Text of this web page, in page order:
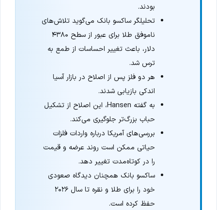
بودند.
تحلیلگر ساکسو بانک می‌گوید تلاش‌های
ناموفق طلا برای عبور از سطح ۴۳۸۰
دلار، باعث تغییر احساسات از طمع به
ترس شد.
هر دو فلز پس از اصلاح در بازار آسیا
اندکی بازیابی شدند.
به گفته Hansen، این اصلاح از تشکیل
حباب بزرگ‌تر جلوگیری می‌کند.
بررسی‌های آمریکا درباره واردات فلزات
حیاتی ممکن است روند عرضه و قیمت
را در کوتاه‌مدت تغییر دهد.
ساکسو بانک همچنان دیدگاه صعودی
خود را برای طلا و نقره تا سال ۲۰۲۶
حفظ کرده است.